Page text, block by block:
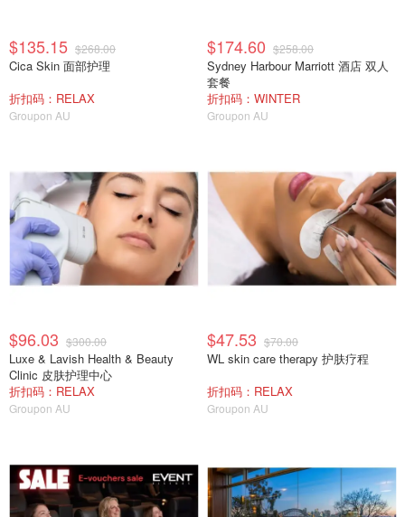
$135.15 $268.00
Cica Skin 面部护理
折扣码：RELAX
Groupon AU
$174.60 $258.00
Sydney Harbour Marriott 酒店 双人
套餐
折扣码：WINTER
Groupon AU
$96.03 $300.00
Luxe & Lavish Health & Beauty
Clinic 皮肤护理中心
折扣码：RELAX
Groupon AU
$47.53 $70.00
WL skin care therapy 护肤疗程
折扣码：RELAX
Groupon AU